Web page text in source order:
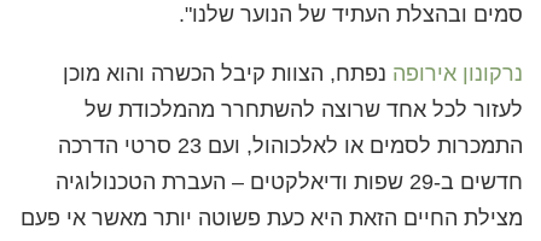
סמים ובהצלת העתיד של הנוער שלנו".
נרקונון אירופה נפתח, הצוות קיבל הכשרה והוא מוכן
לעזור לכל אחד שרוצה להשתחרר מהמלכודת של
התמכרות לסמים או לאלכוהול, ועם 23 סרטי הדרכה
חדשים ב-29 שפות ודיאלקטים – העברת הטכנולוגיה
מצילת החיים הזאת היא כעת פשוטה יותר מאשר אי פעם